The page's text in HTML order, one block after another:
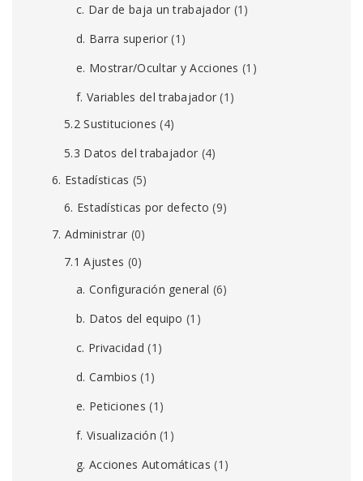
c. Dar de baja un trabajador (1)
d. Barra superior (1)
e. Mostrar/Ocultar y Acciones (1)
f. Variables del trabajador (1)
5.2 Sustituciones (4)
5.3 Datos del trabajador (4)
6. Estadísticas (5)
6. Estadísticas por defecto (9)
7. Administrar (0)
7.1 Ajustes (0)
a. Configuración general (6)
b. Datos del equipo (1)
c. Privacidad (1)
d. Cambios (1)
e. Peticiones (1)
f. Visualización (1)
g. Acciones Automáticas (1)